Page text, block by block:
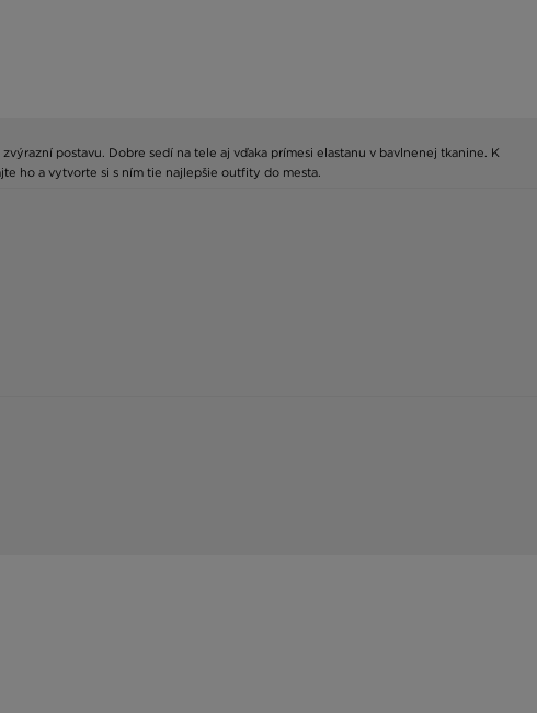
postavu. Dobre sedí na tele aj vďaka prímesi elastanu v bavlnenej tkanine. K
ho a vytvorte si s ním tie najlepšie outfity do mesta.